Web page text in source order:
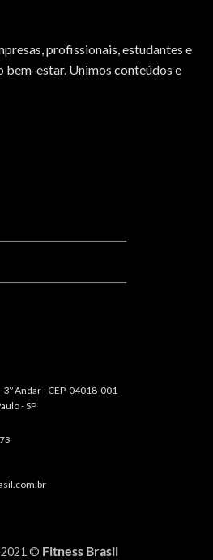
profissionais, estudantes e
bem-estar. Unimos conteúdos e
3º Andar - CEP 04018-001
- SP
© Fitness Brasil